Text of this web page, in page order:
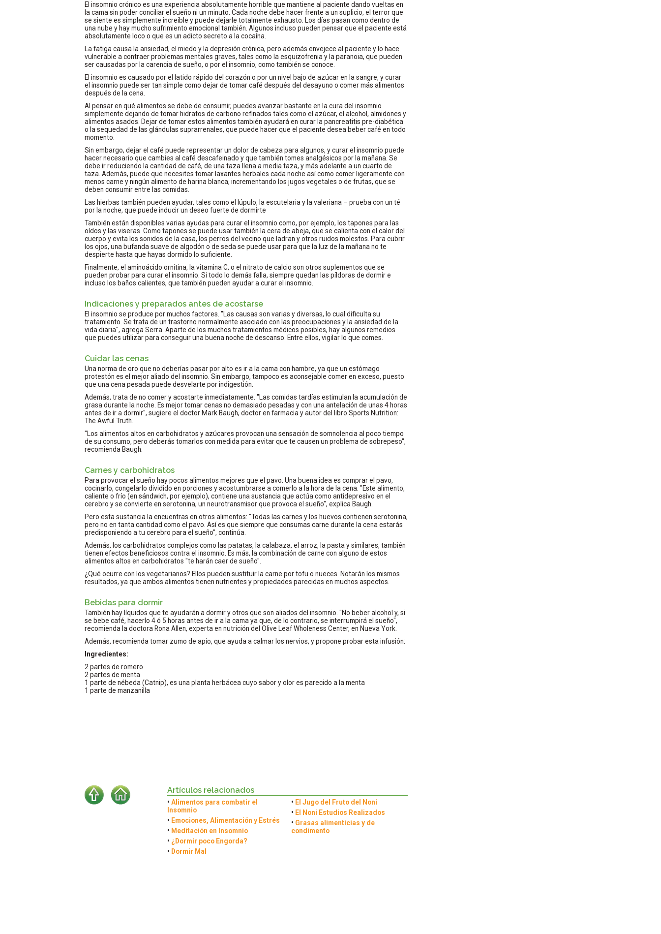
El insomnio crónico es una experiencia absolutamente horrible que mantiene al paciente dando vueltas en
la cama sin poder conciliar el sueño ni un minuto. Cada noche debe hacer frente a un suplicio, el terror que
se siente es simplemente increíble y puede dejarle totalmente exhausto. Los días pasan como dentro de
una nube y hay mucho sufrimiento emocional también. Algunos incluso pueden pensar que el paciente está
absolutamente loco o que es un adicto secreto a la cocaína.
La fatiga causa la ansiedad, el miedo y la depresión crónica, pero además envejece al paciente y lo hace
vulnerable a contraer problemas mentales graves, tales como la esquizofrenia y la paranoia, que pueden
ser causadas por la carencia de sueño, o por el insomnio, como también se conoce.
El insomnio es causado por el latido rápido del corazón o por un nivel bajo de azúcar en la sangre, y curar
el insomnio puede ser tan simple como dejar de tomar café después del desayuno o comer más alimentos
después de la cena.
Al pensar en qué alimentos se debe de consumir, puedes avanzar bastante en la cura del insomnio
simplemente dejando de tomar hidratos de carbono refinados tales como el azúcar, el alcohol, almidones y
alimentos asados. Dejar de tomar estos alimentos también ayudará en curar la pancreatitis pre-diabética
o la sequedad de las glándulas suprarrenales, que puede hacer que el paciente desea beber café en todo
momento.
Sin embargo, dejar el café puede representar un dolor de cabeza para algunos, y curar el insomnio puede
hacer necesario que cambies al café descafeinado y que también tomes analgésicos por la mañana. Se
debe ir reduciendo la cantidad de café, de una taza llena a media taza, y más adelante a un cuarto de
taza. Además, puede que necesites tomar laxantes herbales cada noche así como comer ligeramente con
menos carne y ningún alimento de harina blanca, incrementando los jugos vegetales o de frutas, que se
deben consumir entre las comidas.
Las hierbas también pueden ayudar, tales como el lúpulo, la escutelaria y la valeriana – prueba con un té
por la noche, que puede inducir un deseo fuerte de dormirte
También están disponibles varias ayudas para curar el insomnio como, por ejemplo, los tapones para las
oídos y las viseras. Como tapones se puede usar también la cera de abeja, que se calienta con el calor del
cuerpo y evita los sonidos de la casa, los perros del vecino que ladran y otros ruidos molestos. Para cubrir
los ojos, una bufanda suave de algodón o de seda se puede usar para que la luz de la mañana no te
despierte hasta que hayas dormido lo suficiente.
Finalmente, el aminoácido ornitina, la vitamina C, o el nitrato de calcio son otros suplementos que se
pueden probar para curar el insomnio. Si todo lo demás falla, siempre quedan las píldoras de dormir e
incluso los baños calientes, que también pueden ayudar a curar el insomnio.
Indicaciones y preparados antes de acostarse
El insomnio se produce por muchos factores. "Las causas son varias y diversas, lo cual dificulta su
tratamiento. Se trata de un trastorno normalmente asociado con las preocupaciones y la ansiedad de la
vida diaria", agrega Serra. Aparte de los muchos tratamientos médicos posibles, hay algunos remedios
que puedes utilizar para conseguir una buena noche de descanso. Entre ellos, vigilar lo que comes.
Cuidar las cenas
Una norma de oro que no deberías pasar por alto es ir a la cama con hambre, ya que un estómago
protestón es el mejor aliado del insomnio. Sin embargo, tampoco es aconsejable comer en exceso, puesto
que una cena pesada puede desvelarte por indigestión.
Además, trata de no comer y acostarte inmediatamente. "Las comidas tardías estimulan la acumulación de
grasa durante la noche. Es mejor tomar cenas no demasiado pesadas y con una antelación de unas 4 horas
antes de ir a dormir", sugiere el doctor Mark Baugh, doctor en farmacia y autor del libro Sports Nutrition:
The Awful Truth.
"Los alimentos altos en carbohidratos y azúcares provocan una sensación de somnolencia al poco tiempo
de su consumo, pero deberás tomarlos con medida para evitar que te causen un problema de sobrepeso",
recomienda Baugh.
Carnes y carbohidratos
Para provocar el sueño hay pocos alimentos mejores que el pavo. Una buena idea es comprar el pavo,
cocinarlo, congelarlo dividido en porciones y acostumbrarse a comerlo a la hora de la cena. "Este alimento,
caliente o frío (en sándwich, por ejemplo), contiene una sustancia que actúa como antidepresivo en el
cerebro y se convierte en serotonina, un neurotransmisor que provoca el sueño", explica Baugh.
Pero esta sustancia la encuentras en otros alimentos: "Todas las carnes y los huevos contienen serotonina,
pero no en tanta cantidad como el pavo. Así es que siempre que consumas carne durante la cena estarás
predisponiendo a tu cerebro para el sueño", continúa.
Además, los carbohidratos complejos como las patatas, la calabaza, el arroz, la pasta y similares, también
tienen efectos beneficiosos contra el insomnio. Es más, la combinación de carne con alguno de estos
alimentos altos en carbohidratos "te harán caer de sueño".
¿Qué ocurre con los vegetarianos? Ellos pueden sustituir la carne por tofu o nueces. Notarán los mismos
resultados, ya que ambos alimentos tienen nutrientes y propiedades parecidas en muchos aspectos.
Bebidas para dormir
También hay líquidos que te ayudarán a dormir y otros que son aliados del insomnio. "No beber alcohol y, si
se bebe café, hacerlo 4 ó 5 horas antes de ir a la cama ya que, de lo contrario, se interrumpirá el sueño",
recomienda la doctora Rona Allen, experta en nutrición del Olive Leaf Wholeness Center, en Nueva York.
Además, recomienda tomar zumo de apio, que ayuda a calmar los nervios, y propone probar esta infusión:
Ingredientes:
2 partes de romero
2 partes de menta
1 parte de nébeda (Catnip), es una planta herbácea cuyo sabor y olor es parecido a la menta
1 parte de manzanilla
Artículos relacionados
• Alimentos para combatir el
Insomnio
• Emociones, Alimentación y Estrés
• Meditación en Insomnio
• ¿Dormir poco Engorda?
• Dormir Mal
• El Jugo del Fruto del Noni
• El Noni Estudios Realizados
• Grasas alimenticias y de
condimento